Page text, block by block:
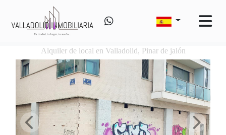
Alquiler de local en Valladolid, Pinar de jalón